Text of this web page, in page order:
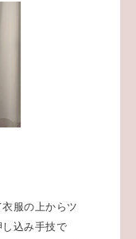
服の上からツ
込み手技で